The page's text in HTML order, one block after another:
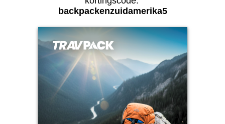
backpackenzuidamerika5